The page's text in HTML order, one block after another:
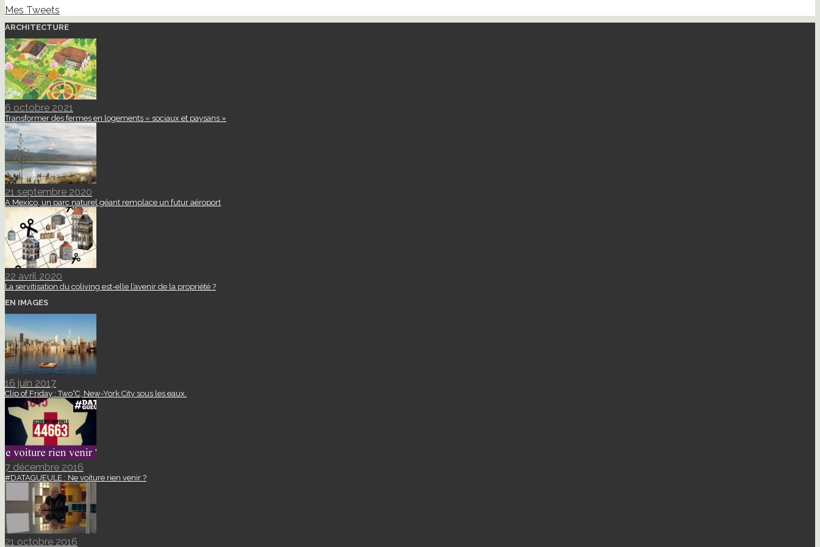
Mes Tweets
ARCHITECTURE
6 octobre 2021
Transformer des fermes en logements « sociaux et paysans »
21 septembre 2020
A Mexico, un parc naturel géant remplace un futur aéroport
22 avril 2020
La servitisation du coliving est-elle l’avenir de la propriété ?
EN IMAGES
16 juin 2017
Clip of Friday : Two°C, New-York City sous les eaux.
7 décembre 2016
#DATAGUEULE : Ne voiture rien venir ?
21 octobre 2016